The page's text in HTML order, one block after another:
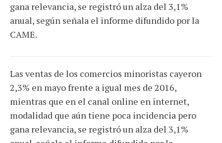
gana relevancia, se registró un alza del 3,1%
anual, según señala el informe difundido por la
CAME.
Las ventas de los comercios minoristas cayeron
2,3% en mayo frente a igual mes de 2016,
mientras que en el canal online en internet,
modalidad que aún tiene poca incidencia pero
gana relevancia, se registró un alza del 3,1%